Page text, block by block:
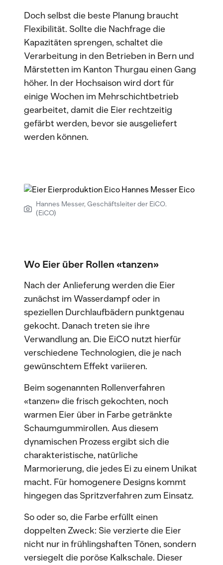
Doch selbst die beste Planung braucht
Flexibilität. Sollte die Nachfrage die
Kapazitäten sprengen, schaltet die
Verarbeitung in den Betrieben in Bern und
Märstetten im Kanton Thurgau einen Gang
höher. In der Hochsaison wird dort für
einige Wochen im Mehrschichtbetrieb
gearbeitet, damit die Eier rechtzeitig
gefärbt werden, bevor sie ausgeliefert
werden können.
Hannes Messer, Geschäftsleiter der EiCO.
(EiCO)
Wo Eier über Rollen «tanzen»
Nach der Anlieferung werden die Eier
zunächst im Wasserdampf oder in
speziellen Durchlaufbädern punktgenau
gekocht. Danach treten sie ihre
Verwandlung an. Die EiCO nutzt hierfür
verschiedene Technologien, die je nach
gewünschtem Effekt variieren.
Beim sogenannten Rollenverfahren
«tanzen» die frisch gekochten, noch
warmen Eier über in Farbe getränkte
Schaumgummirollen. Aus diesem
dynamischen Prozess ergibt sich die
charakteristische, natürliche
Marmorierung, die jedes Ei zu einem Unikat
macht. Für homogenere Designs kommt
hingegen das Spritzverfahren zum Einsatz.
So oder so, die Farbe erfüllt einen
doppelten Zweck: Sie verzierte die Eier
nicht nur in frühlingshaften Tönen, sondern
versiegelt die poröse Kalkschale. Dieser